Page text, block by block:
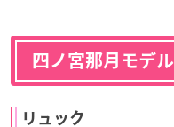
四ノ宮那月モデル
リュック